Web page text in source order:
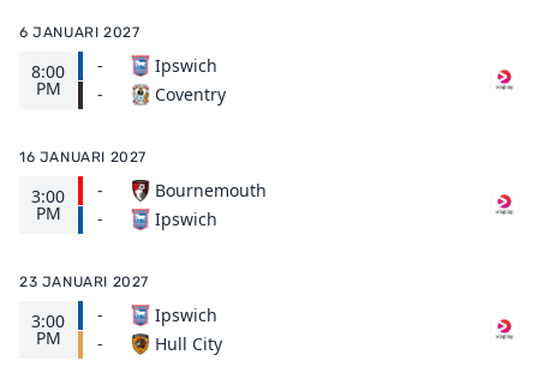
6 JANUARI 2027
8:00
PM
-
-
Ipswich
Coventry
16 JANUARI 2027
3:00
PM
-
-
Bournemouth
Ipswich
23 JANUARI 2027
3:00
PM
-
-
Ipswich
Hull City